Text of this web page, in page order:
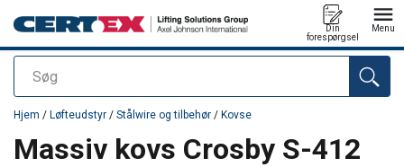
Søg
Din
forespørgsel
Menu
Produktet blev tilføjet til din forespørgsel
Hjem / Løfteudstyr / Stålwire og tilbehør / Kovse
Massiv kovs Crosby S-412